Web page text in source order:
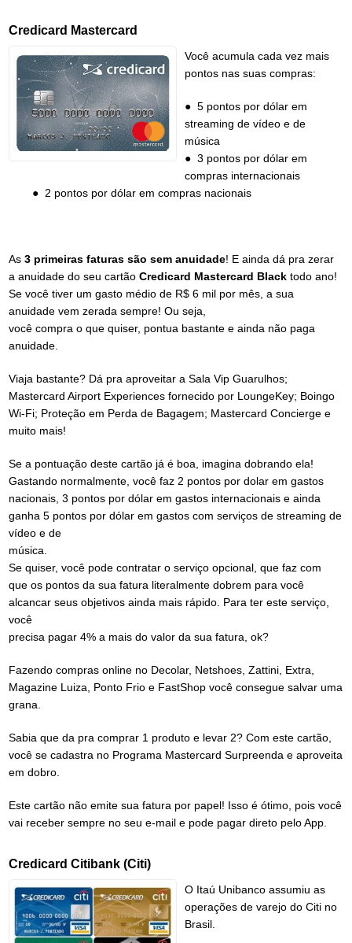
Credicard Mastercard
Você acumula cada vez mais
pontos nas suas compras:
● 5 pontos por dólar em
streaming de vídeo e de
música
● 3 pontos por dólar em
compras internacionais
● 2 pontos por dólar em compras nacionais
As3 primeiras faturas são sem anuidade! E ainda dá pra zerar
a anuidade do seu cartãoCredicard Mastercard Black todo ano!
Se você tiver um gasto médio de R$ 6 mil por mês, a sua
anuidade vem zerada sempre! Ou seja,
você compra o que quiser, pontua bastante e ainda não paga
anuidade.
Viaja bastante? Dá pra aproveitar a Sala Vip Guarulhos;
Mastercard Airport Experiences fornecido por LoungeKey; Boingo
Wi-Fi; Proteção em Perda de Bagagem; Mastercard Concierge e
muito mais!
Se a pontuação deste cartão já é boa, imagina dobrando ela!
Gastando normalmente, você faz 2 pontos por dolar em gastos
nacionais, 3 pontos por dólar em gastos internacionais e ainda
ganha 5 pontos por dólar em gastos com serviços de streaming de
vídeo e de
música.
Se quiser, você pode contratar o serviço opcional, que faz com
que os pontos da sua fatura literalmente dobrem para você
alcancar seus objetivos ainda mais rápido. Para ter este serviço,
você
precisa pagar 4% a mais do valor da sua fatura, ok?
Fazendo compras online no Decolar, Netshoes, Zattini, Extra,
Magazine Luiza, Ponto Frio e FastShop você consegue salvar uma
grana.
Sabia que da pra comprar 1 produto e levar 2? Com este cartão,
você se cadastra no Programa Mastercard Surpreenda e aproveita
em dobro.
Este cartão não emite sua fatura por papel! Isso é ótimo, pois você
vai receber sempre no seu e-mail e pode pagar direto pelo App.
Credicard Citibank (Citi)
O Itaú Unibanco assumiu as
operações de varejo do Citi no
Brasil.